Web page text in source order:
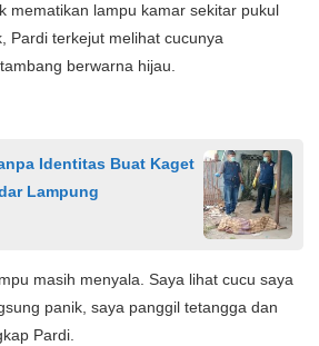
mematikan lampu kamar sekitar pukul
Pardi terkejut melihat cucunya
berwarna hijau.
Identitas Buat Kaget
Lampung
masih menyala. Saya lihat cucu saya
panik, saya panggil tetangga dan
Pardi.